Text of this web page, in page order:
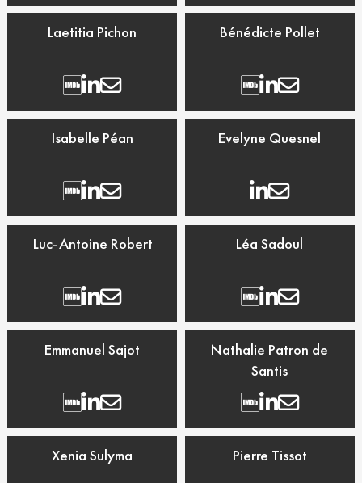
Laetitia Pichon Bénédicte Pollet
Isabelle Péan Evelyne Quesnel
Luc-Antoine Robert Léa Sadoul
Emmanuel Sajot
Nathalie Patron de
Santis
Xenia Sulyma Pierre Tissot